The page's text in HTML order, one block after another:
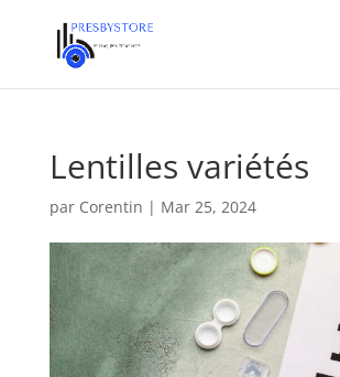
Lentilles variétés
par Corentin | Mar 25, 2024